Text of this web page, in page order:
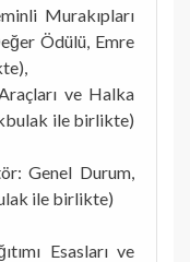
Murakıpları
Ödülü, Emre
ve Halka
ile birlikte)
Genel Durum,
ile birlikte)
Esasları ve